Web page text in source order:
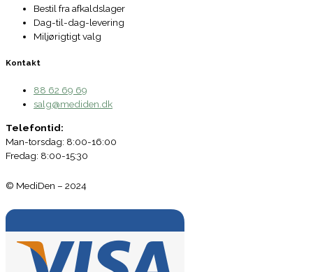
Bestil fra afkaldslager
Dag-til-dag-levering
Miljørigtigt valg
Kontakt
88 62 69 69
salg@mediden.dk
Telefontid:
Man-torsdag: 8:00-16:00
Fredag: 8:00-15:30
© MediDen – 2024